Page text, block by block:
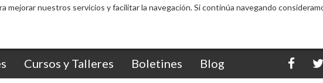
mejorar nuestros servicios y facilitar la navegación. Si continúa navegando
Cursos y Talleres Boletines Blog